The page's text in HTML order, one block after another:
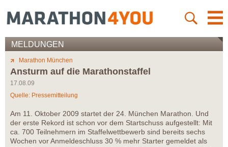
MELDUNGEN
Marathon München
Ansturm auf die Marathonstaffel
17.08.09
Quelle: Pressemitteilung
Am 11. Oktober 2009 startet der 24. München Marathon. Und
der erste Rekord ist schon vor dem Startschuss aufgestellt: Mit
ca. 700 Teilnehmern im Staffelwettbewerb sind bereits sechs
Wochen vor Anmeldeschluss 30 % mehr Starter gemeldet als